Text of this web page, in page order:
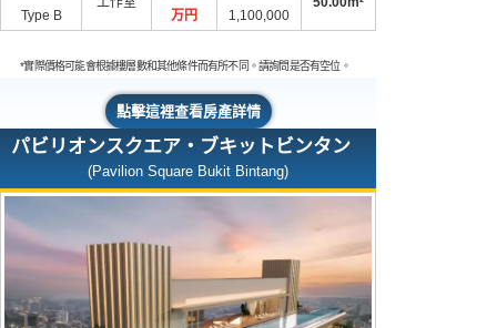
Type B
万円​
1,100,000
*實際價格可能會根據樓層數和其他條件而有所不同。請詢問是否有空位。
點擊這裡查看房產詳情
パビリオンスクエア・ブキットビンタン
(Pavilion Square Bukit Bintang)